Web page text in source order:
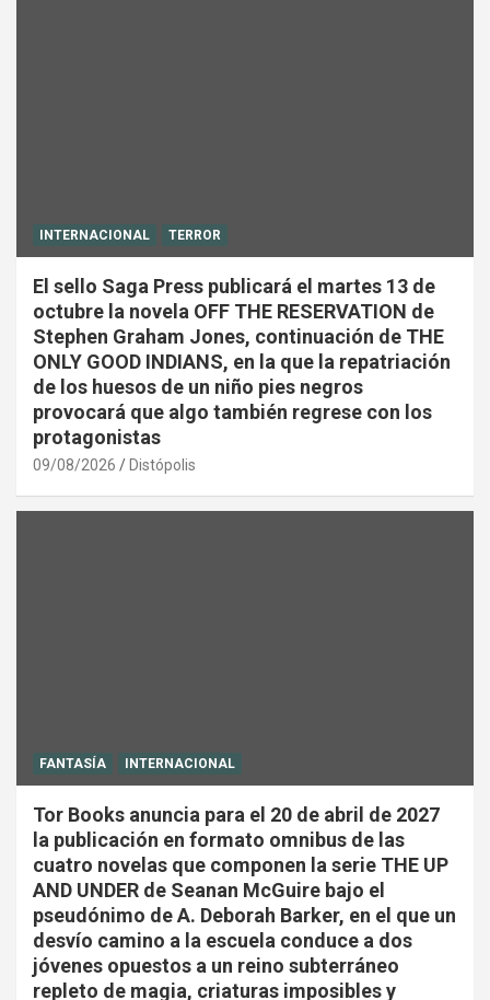
INTERNACIONAL TERROR
El sello Saga Press publicará el martes 13 de
octubre la novela OFF THE RESERVATION de
Stephen Graham Jones, continuación de THE
ONLY GOOD INDIANS, en la que la repatriación
de los huesos de un niño pies negros
provocará que algo también regrese con los
protagonistas
09/08/2026 Distópolis
FANTASÍA INTERNACIONAL
Tor Books anuncia para el 20 de abril de 2027
la publicación en formato omnibus de las
cuatro novelas que componen la serie THE UP
AND UNDER de Seanan McGuire bajo el
pseudónimo de A. Deborah Barker, en el que un
desvío camino a la escuela conduce a dos
jóvenes opuestos a un reino subterráneo
repleto de magia, criaturas imposibles y